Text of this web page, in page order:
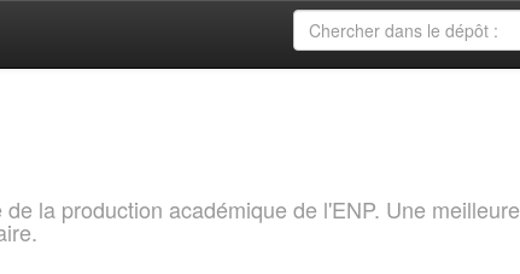
la production académique de l'ENP. Une meilleure